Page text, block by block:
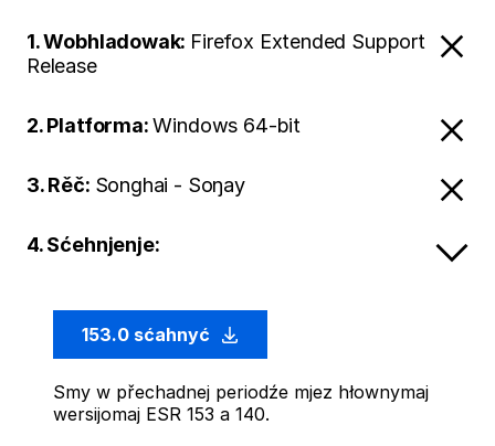
1. Wobhladowak: Firefox Extended Support
Release
2. Platforma:Windows 64-bit
3. Rěč: Songhai - Soŋay
4. Sćehnjenje:
153.0 sćahnyć
Smy w přechadnej periodźe mjez hłownymaj
wersijomaj ESR 153 a 140.